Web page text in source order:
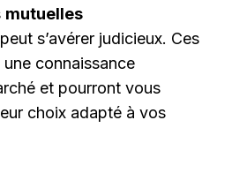
mutuelles
peut s’avérer judicieux. Ces
connaissance
et pourront vous
choix adapté à vos